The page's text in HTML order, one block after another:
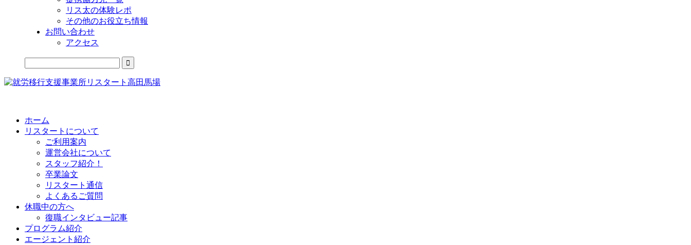
リス太の体験レポ
その他のお役立ち情報
お問い合わせ
アクセス
ホーム
リスタートについて
ご利用案内
運営会社について
スタッフ紹介！
卒業論文
リスタート通信
よくあるご質問
休職中の方へ
復職インタビュー記事
プログラム紹介
エージェント紹介